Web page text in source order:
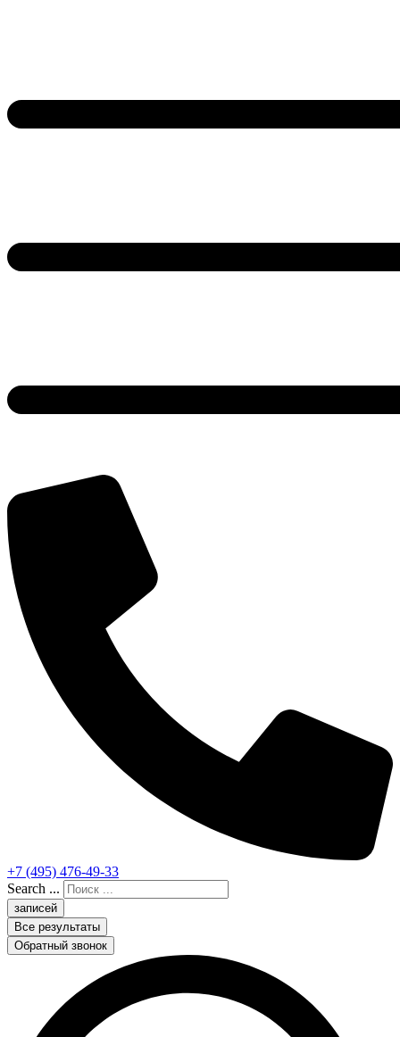
+7 (495) 476-49-33
Search ...
записей
Все результаты
Обратный звонок